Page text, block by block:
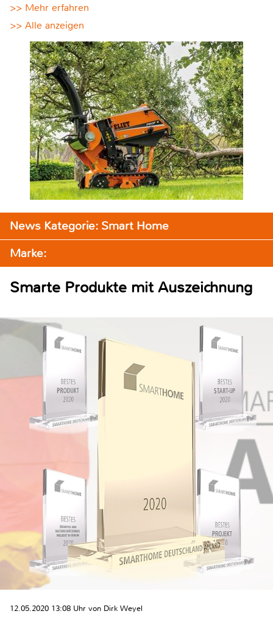
>> Mehr erfahren
>> Alle anzeigen
News Kategorie: Smart Home
Marke:
Smarte Produkte mit Auszeichnung
12.05.2020 13:08 Uhr von Dirk Weyel